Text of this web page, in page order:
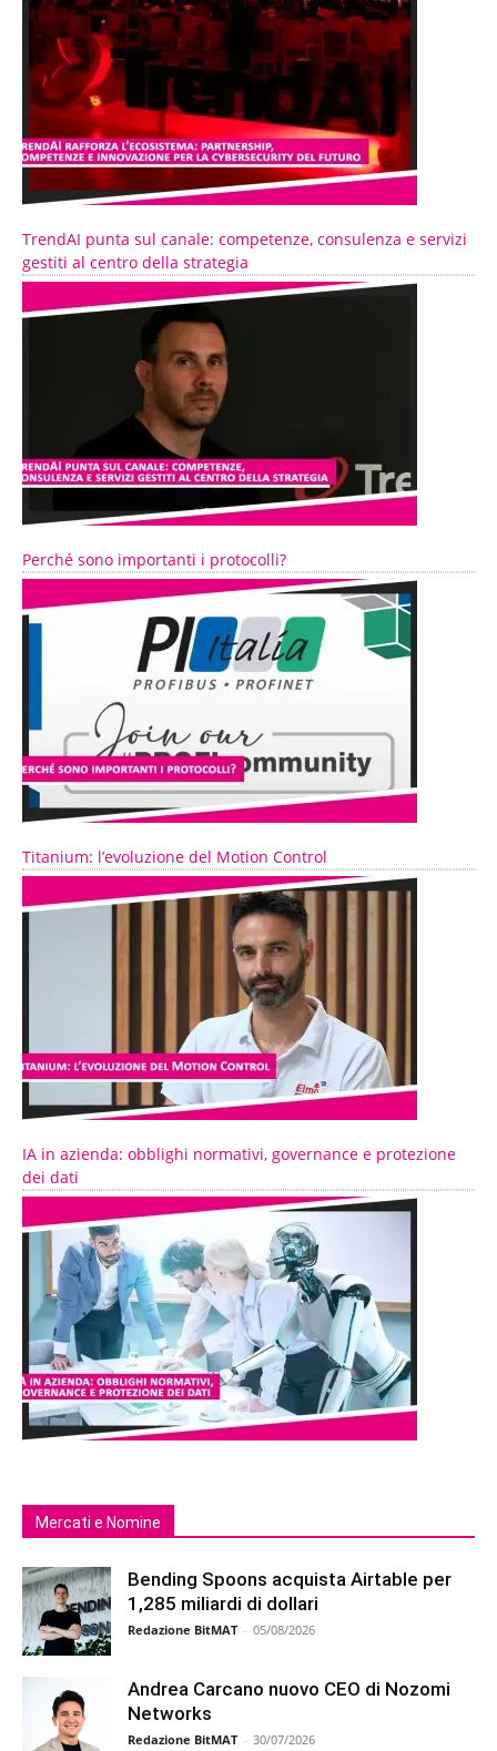
TrendAI punta sul canale: competenze, consulenza e servizi
gestiti al centro della strategia
Perché sono importanti i protocolli?
Titanium: l’evoluzione del Motion Control
IA in azienda: obblighi normativi, governance e protezione
dei dati
Mercati e Nomine
Bending Spoons acquista Airtable per
1,285 miliardi di dollari
Redazione BitMAT - 05/08/2026
Andrea Carcano nuovo CEO di Nozomi
Networks
Redazione BitMAT - 30/07/2026